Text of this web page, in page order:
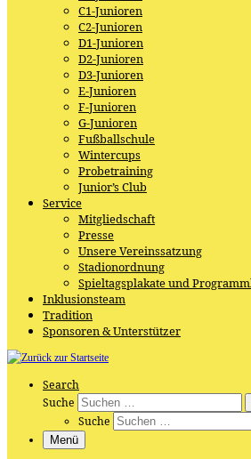
C1-Junioren
C2-Junioren
D1-Junioren
D2-Junioren
D3-Junioren
E-Junioren
F-Junioren
G-Junioren
Fußballschule
Wintercups
Probetraining
Junior’s Club
Service
Mitgliedschaft
Presse
Unsere Vereinssatzung
Stadionordnung
Spieltagsplakate und
Inklusionsteam
Tradition
Sponsoren & Unterstützer
Search
Suche
Suche
Menü